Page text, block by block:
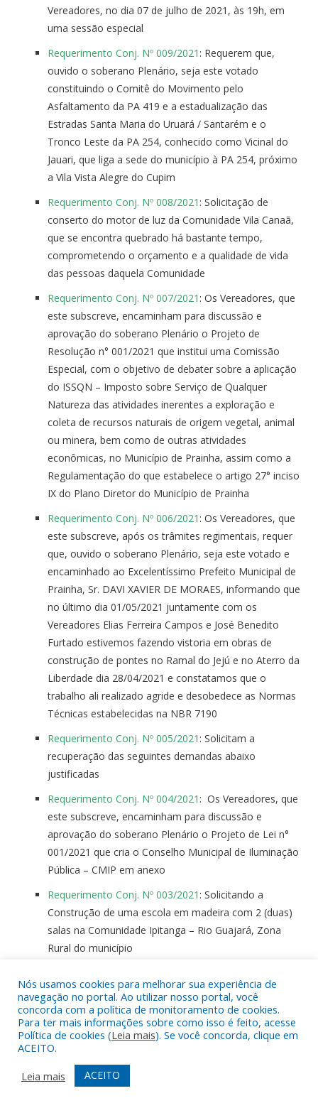
Vereadores, no dia 07 de julho de 2021, às 19h, em
uma sessão especial
Requerimento Conj. Nº 009/2021 : Requerem que,
ouvido o soberano Plenário, seja este votado
constituindo o Comitê do Movimento pelo
Asfaltamento da PA 419 e a estadualização das
Estradas Santa Maria do Uruará / Santarém e o
Tronco Leste da PA 254, conhecido como Vicinal do
Jauari, que liga a sede do município à PA 254, próximo
a Vila Vista Alegre do Cupim
Requerimento Conj. Nº 008/2021 : Solicitação de
conserto do motor de luz da Comunidade Vila Canaã,
que se encontra quebrado há bastante tempo,
comprometendo o orçamento e a qualidade de vida
das pessoas daquela Comunidade
Requerimento Conj. Nº 007/2021 : Os Vereadores, que
este subscreve, encaminham para discussão e
aprovação do soberano Plenário o Projeto de
Resolução n° 001/2021 que institui uma Comissão
Especial, com o objetivo de debater sobre a aplicação
do ISSQN – Imposto sobre Serviço de Qualquer
Natureza das atividades inerentes a exploração e
coleta de recursos naturais de origem vegetal, animal
ou minera, bem como de outras atividades
econômicas, no Município de Prainha, assim como a
Regulamentação do que estabelece o artigo 27° inciso
IX do Plano Diretor do Município de Prainha
Requerimento Conj. Nº 006/2021 : Os Vereadores, que
este subscreve, após os trâmites regimentais, requer
que, ouvido o soberano Plenário, seja este votado e
encaminhado ao Excelentíssimo Prefeito Municipal de
Prainha, Sr. DAVI XAVIER DE MORAES, informando que
no último dia 01/05/2021 juntamente com os
Vereadores Elias Ferreira Campos e José Benedito
Furtado estivemos fazendo vistoria em obras de
construção de pontes no Ramal do Jejú e no Aterro da
Liberdade dia 28/04/2021 e constatamos que o
trabalho ali realizado agride e desobedece as Normas
Técnicas estabelecidas na NBR 7190
Requerimento Conj. Nº 005/2021 : Solicitam a
recuperação das seguintes demandas abaixo
justificadas
Requerimento Conj. Nº 004/2021 : Os Vereadores, que
este subscreve, encaminham para discussão e
aprovação do soberano Plenário o Projeto de Lei n°
001/2021 que cria o Conselho Municipal de Iluminação
Pública – CMIP em anexo
Requerimento Conj. Nº 003/2021 : Solicitando a
Construção de uma escola em madeira com 2 (duas)
salas na Comunidade Ipitanga – Rio Guajará, Zona
Rural do município
Construção de novo prédio Escolar na Comunidade
São Miguel (Socoró), na região ribeirinha, neste
município
Requerimento Conj. Nº 001/2021
construção de uma Escola com 04 (quatro) salas de
aula, 01 (uma) secretaria, 01 (uma) cozinha com
Nós usamos cookies para melhorar sua experiência de
navegação no portal. Ao utilizar nosso portal, você
concorda com a política de monitoramento de cookies.
Para ter mais informações sobre como isso é feito, acesse
Política de cookies (Leia mais). Se você concorda, clique em
ACEITO.
Leia mais
ACEITO